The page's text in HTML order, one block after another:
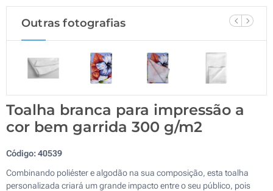
Outras fotografias
Toalha branca para impressão a
cor bem garrida 300 g/m2
Código:40539
Combinando poliéster e algodão na sua composição, esta toalha
personalizada criará um grande impacto entre o seu público, pois